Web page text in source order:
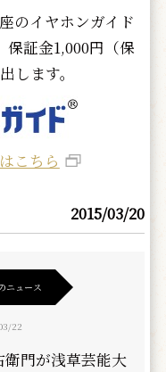
のイヤホンガイド
保証金1,000円（保
します。
こちら
2015/03/20
ニュース
22
衛門が浅草芸能大